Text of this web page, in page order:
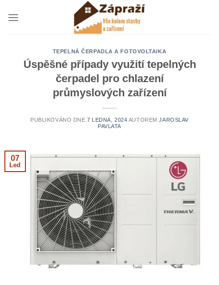
TEPELNÁ ČERPADLA A FOTOVOLTAIKA
Úspěšné případy využití tepelných
čerpadel pro chlazení
průmyslových zařízení
PUBLIKOVÁNO DNE7 LEDNA, 2024 AUTOREMJAROSLAV
PAVLATA
07
Led